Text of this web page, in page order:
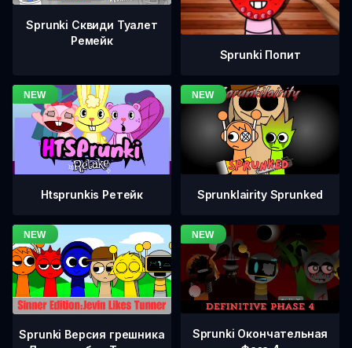
Sprunki Сквиди Туалет
Ремейк
Sprunki Попит
Htsprunkis Ретейк Sprunklairity Sprunked
Sprunki Версия грешника
Sprunki Окончательная